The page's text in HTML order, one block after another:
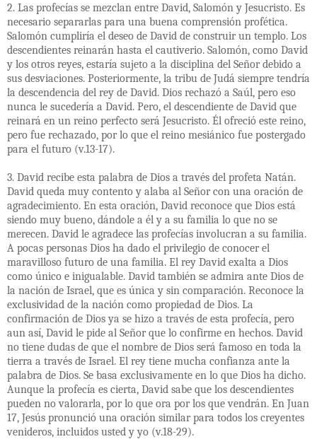
2. Las profecías se mezclan entre David, Salomón y Jesucristo. Es
necesario separarlas para una buena comprensión profética.
Salomón cumpliría el deseo de David de construir un templo. Los
descendientes reinarán hasta el cautiverio. Salomón, como David
y los otros reyes, estaría sujeto a la disciplina del Señor debido a
sus desviaciones. Posteriormente, la tribu de Judá siempre tendría
la descendencia del rey de David. Dios rechazó a Saúl, pero eso
nunca le sucedería a David. Pero, el descendiente de David que
reinará en un reino perfecto será Jesucristo. Él ofreció este reino,
pero fue rechazado, por lo que el reino mesiánico fue postergado
para el futuro (v.13-17).
3. David recibe esta palabra de Dios a través del profeta Natán.
David queda muy contento y alaba al Señor con una oración de
agradecimiento. En esta oración, David reconoce que Dios está
siendo muy bueno, dándole a él y a su familia lo que no se
merecen. David le agradece las profecías involucran a su familia.
A pocas personas Dios ha dado el privilegio de conocer el
maravilloso futuro de una familia. El rey David exalta a Dios
como único e inigualable. David también se admira ante Dios de
la nación de Israel, que es única y sin comparación. Reconoce la
exclusividad de la nación como propiedad de Dios. La
confirmación de Dios ya se hizo a través de esta profecía, pero
aun así, David le pide al Señor que lo confirme en hechos. David
no tiene dudas de que el nombre de Dios será famoso en toda la
tierra a través de Israel. El rey tiene mucha confianza ante la
palabra de Dios. Se basa exclusivamente en lo que Dios ha dicho.
Aunque la profecía es cierta, David sabe que los descendientes
pueden no valorarla, por lo que ora por los que vendrán. En Juan
17, Jesús pronunció una oración similar para todos los creyentes
venideros, incluidos usted y yo (v.18-29).